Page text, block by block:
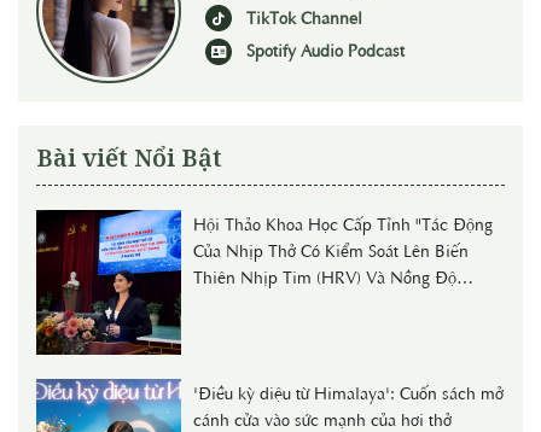
TikTok Channel
Spotify Audio Podcast
Bài viết Nổi Bật
Hội Thảo Khoa Học Cấp Tỉnh "Tác Động
Của Nhịp Thở Có Kiểm Soát Lên Biến
Thiên Nhịp Tim (HRV) Và Nồng Độ
'Điều kỳ diệu từ Himalaya': Cuốn sách mở
cánh cửa vào sức mạnh của hơi thở